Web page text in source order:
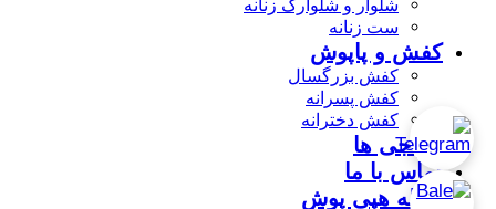
شلوار و شلوارک زنانه
ست زنانه
کفش و پاپوش
کفش بزرگسال
کفش پسرانه
کفش دخترانه
حراجی ها
تماس با ما
مجله هپی پوش